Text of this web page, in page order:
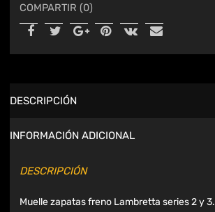
COMPARTIR (0)
DESCRIPCIÓN
INFORMACIÓN ADICIONAL
DESCRIPCIÓN
Muelle zapatas freno Lambretta series 2 y 3.